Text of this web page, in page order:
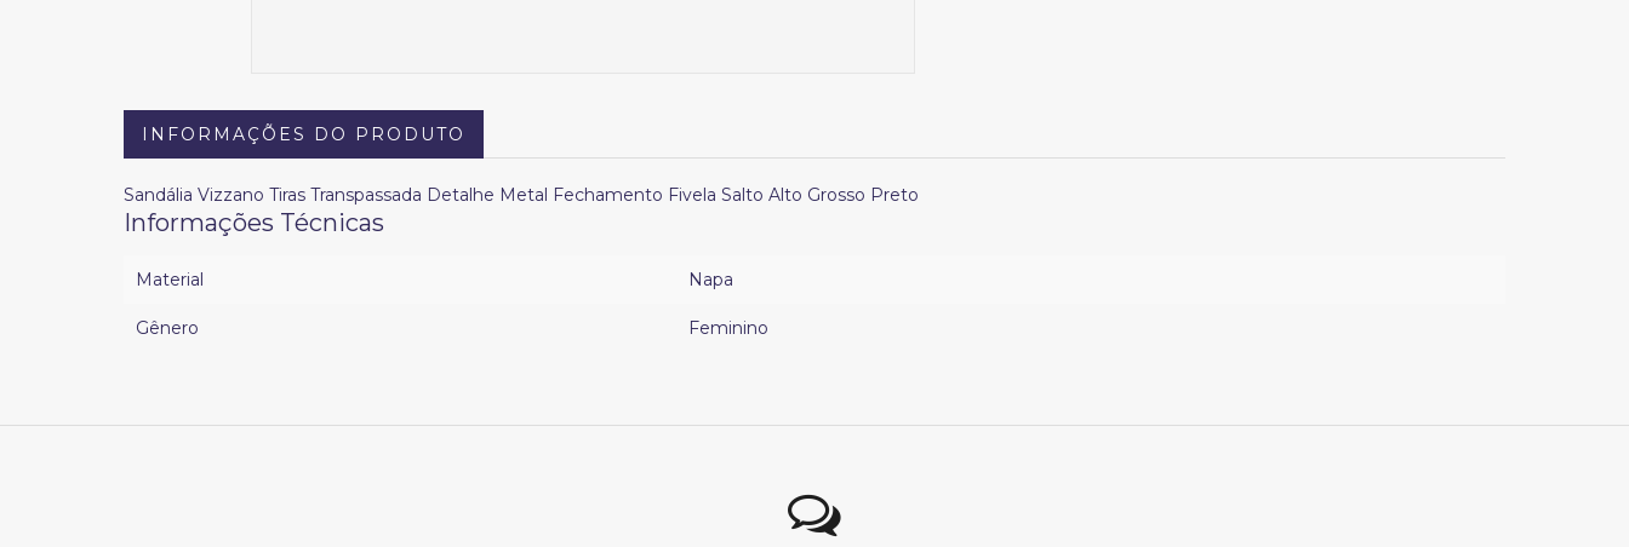
INFORMAÇÕES DO PRODUTO
Sandália Vizzano Tiras Transpassada Detalhe Metal Fechamento Fivela Salto Alto Grosso Preto
Informações Técnicas
Material Napa
Gênero Feminino